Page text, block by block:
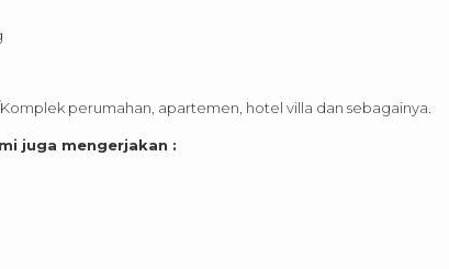
perumahan, apartemen, hotel villa dan sebagainya.
juga mengerjakan :